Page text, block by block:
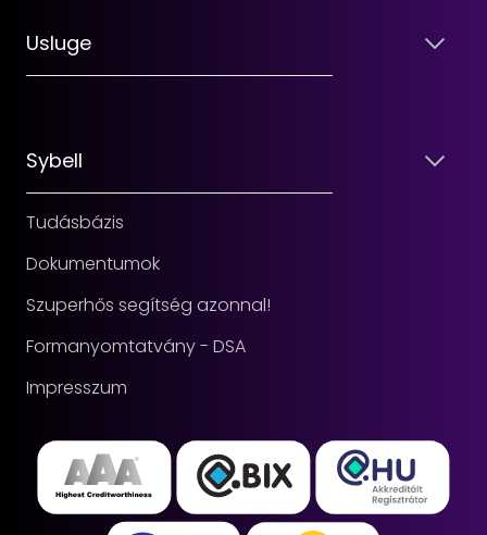
Usluge
Sybell
Tudásbázis
Dokumentumok
Szuperhős segítség azonnal!
Formanyomtatvány - DSA
Impresszum